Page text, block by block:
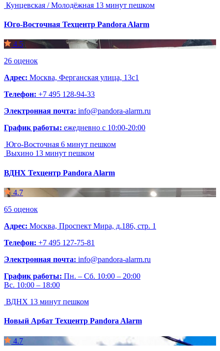
Кунцевская / Молодёжная 13 минут пешком
Юго-Восточная Техцентр Pandora Alarm
4.5
26 оценок
Адрес: Москва, Ферганская улица, 13с1
Телефон: +7 495 128-94-33
Электронная почта: info@pandora-alarm.ru
График работы: ежедневно с 10:00-20:00
Юго-Восточная 6 минут пешком
Выхино 13 минут пешком
ВДНХ Техцентр Pandora Alarm
4.7
65 оценок
Адрес: Москва, Проспект Мира, д.186, стр. 1
Телефон: +7 495 127-75-81
Электронная почта: info@pandora-alarm.ru
График работы: Пн. – Сб. 10:00 – 20:00
Вс. 10:00 – 18:00
ВДНХ 13 минут пешком
Новый Арбат Техцентр Pandora Alarm
4.7